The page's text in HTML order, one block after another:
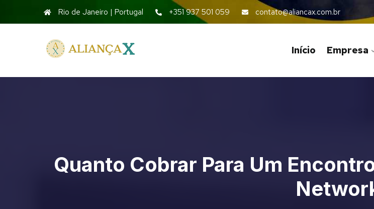
Rio de Janeiro | Portugal +351 937 501 059 contato@aliancax.com.br
Início Empresa
Quanto Cobrar Para Um